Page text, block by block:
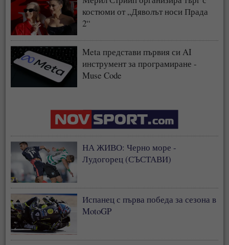
костюми от „Дяволът носи Прада
2“
Meta представи първия си AI
инструмент за програмиране -
Muse Code
НА ЖИВО: Черно море -
Лудогорец (СЪСТАВИ)
Испанец с първа победа за сезона в
MotoGP